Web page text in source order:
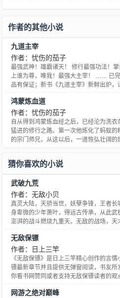
作者的其他小说
九道主宰
作者：忧伤的茄子
最强武神！雄霸诸天！ 修行最强功法！
上谁为尊，唯我！最强大主宰！ …… 已
品有保证；新书《九道主宰》新鲜出炉，
鸿蒙炼血道
作者：忧伤的茄子
自从得到鸿蒙炼血经之后，已经沦为洗
猛进的修行之路。第一次他炼化了蚂蚁
的宗门师兄，从这以后，一道恢弘壮阔的
猜你喜欢的小说
武破九荒
作者：无敌小贝
真灵大陆，天骄当世，妖孽争锋，王者
身卑微的少年萧叶，得远古传承，从此
澎湃的战斗燃烧九重天。无敌的战场，天
断，快意恩仇，镇杀世间一切敌！（凡是
了，学渣变学霸了，屌丝变男神了，走路
无敌保镖
作者：日上三竿
《无敌保镖》是日上三竿精心创作的言
镖最新章节并且提供无弹窗阅读，书友
你看书网赞同或者支持无敌保镖读者的观
网游之绝对巅峰